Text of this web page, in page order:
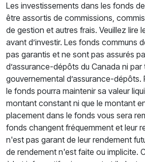
Les investissements dans les fonds
être assortis de commissions,
de gestion et autres frais. Veuillez lire
avant d’investir. Les fonds communs
pas garantis et ne sont pas assurés
d’assurance-dépôts du Canada ni
gouvernemental d’assurance-dépôts.
le fonds pourra maintenir sa valeur
montant constant ni que le montant
placement dans le fonds vous sera
fonds changent fréquemment et leur
n'est pas garant de leur rendement
de rendement n'est faite ou implicite.